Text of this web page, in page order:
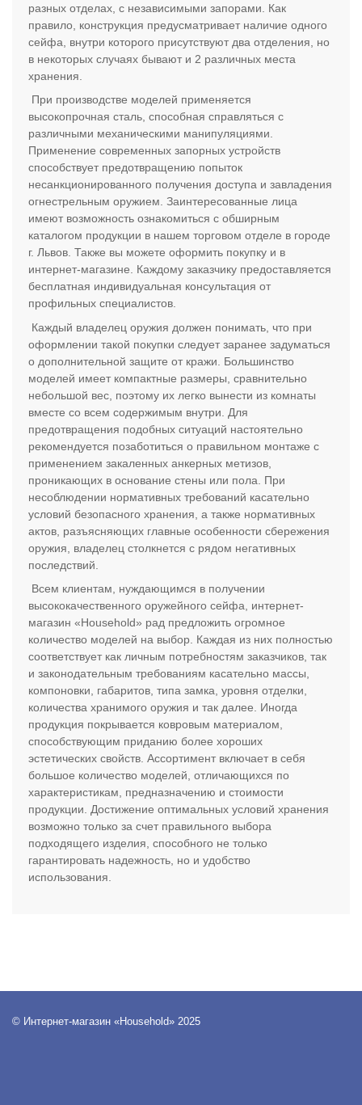
разных отделах, с независимыми запорами. Как
правило, конструкция предусматривает наличие одного
сейфа, внутри которого присутствуют два отделения, но
в некоторых случаях бывают и 2 различных места
хранения.
При производстве моделей применяется
высокопрочная сталь, способная справляться с
различными механическими манипуляциями.
Применение современных запорных устройств
способствует предотвращению попыток
несанкционированного получения доступа и завладения
огнестрельным оружием. Заинтересованные лица
имеют возможность ознакомиться с обширным
каталогом продукции в нашем торговом отделе в городе
г. Львов. Также вы можете оформить покупку и в
интернет-магазине. Каждому заказчику предоставляется
бесплатная индивидуальная консультация от
профильных специалистов.
Каждый владелец оружия должен понимать, что при
оформлении такой покупки следует заранее задуматься
о дополнительной защите от кражи. Большинство
моделей имеет компактные размеры, сравнительно
небольшой вес, поэтому их легко вынести из комнаты
вместе со всем содержимым внутри. Для
предотвращения подобных ситуаций настоятельно
рекомендуется позаботиться о правильном монтаже с
применением закаленных анкерных метизов,
проникающих в основание стены или пола. При
несоблюдении нормативных требований касательно
условий безопасного хранения, а также нормативных
актов, разъясняющих главные особенности сбережения
оружия, владелец столкнется с рядом негативных
последствий.
Всем клиентам, нуждающимся в получении
высококачественного оружейного сейфа, интернет-
магазин «Household» рад предложить огромное
количество моделей на выбор. Каждая из них полностью
соответствует как личным потребностям заказчиков, так
и законодательным требованиям касательно массы,
компоновки, габаритов, типа замка, уровня отделки,
количества хранимого оружия и так далее. Иногда
продукция покрывается ковровым материалом,
способствующим приданию более хороших
эстетических свойств. Ассортимент включает в себя
большое количество моделей, отличающихся по
характеристикам, предназначению и стоимости
продукции. Достижение оптимальных условий хранения
возможно только за счет правильного выбора
подходящего изделия, способного не только
гарантировать надежность, но и удобство
использования.
© Интернет-магазин «Household» 2025